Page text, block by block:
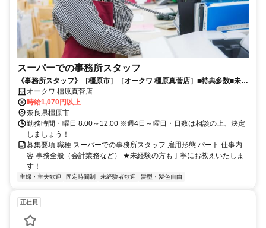
スーパーでの事務所スタッフ
《事務所スタッフ》［橿原市］［オークワ 橿原真菅店］■特典多数■未経
験者大歓迎■年齢幅広く歓迎■
オークワ 橿原真菅店
時給1,070円以上
奈良県橿原市
勤務時間・曜日 8:00～12:00 ※週4日～曜日・日数は相談の上、決定
しましょう！
募集要項 職種 スーパーでの事務所スタッフ 雇用形態 パート 仕事内
容 事務全般（会計業務など） ★未経験の方も丁寧にお教えいたしま
す！
主婦・主夫歓迎 固定時間制 未経験者歓迎 髪型・髪色自由
正社員